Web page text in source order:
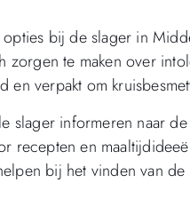
bij de slager in
te maken over
verpakt om
slager informeren naar
recepten en
bij het vinden van